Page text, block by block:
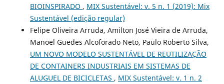
BIOINSPIRADO , MIX Sustentável: v. 5 n. 1 (2019): Mix
Sustentável (edição regular)
Felipe Oliveira Arruda, Amilton José Vieira de Arruda,
Manoel Guedes Alcoforado Neto, Paulo Roberto Silva,
UM NOVO MODELO SUSTENTÁVEL DE REUTILIZAÇÃO
DE CONTAINERS INDUSTRIAIS EM SISTEMAS DE
ALUGUEL DE BICICLETAS , MIX Sustentável: v. 1 n. 2